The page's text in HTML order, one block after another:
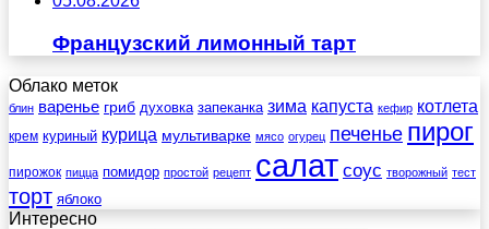
Французский лимонный тарт
Облако меток
блин варенье гриб духовка запеканка зима капуста кефир котлета
крем куриный курица мультиварке мясо огурец печенье пирог
пирожок пицца помидор простой рецепт салат соус творожный тест
торт яблоко
Интересно